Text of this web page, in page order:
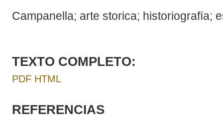
Campanella; arte storica; historiografía;
TEXTO COMPLETO:
PDF HTML
REFERENCIAS